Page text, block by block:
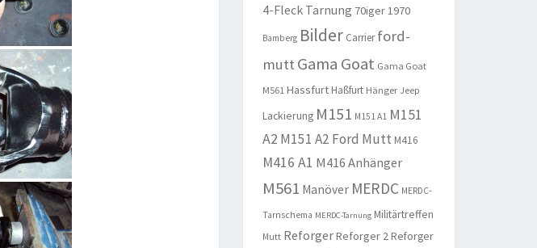
4-Fleck Tarnung 70iger1970
Bamberg Bilder Carrier ford-
mutt Gama Goat Gama Goat
M561 Hassfurt Haßfurt Hänger Jeep
Lackierung M151 M151 A1 M151
A2 M151 A2 Ford Mutt M416
M416 A1 M416 Anhänger
M561 Manöver MERDC MERDC-
Tarnschema MERDC-Tarnung Militärtreffen
Mutt ReforgerReforger 2Reforger